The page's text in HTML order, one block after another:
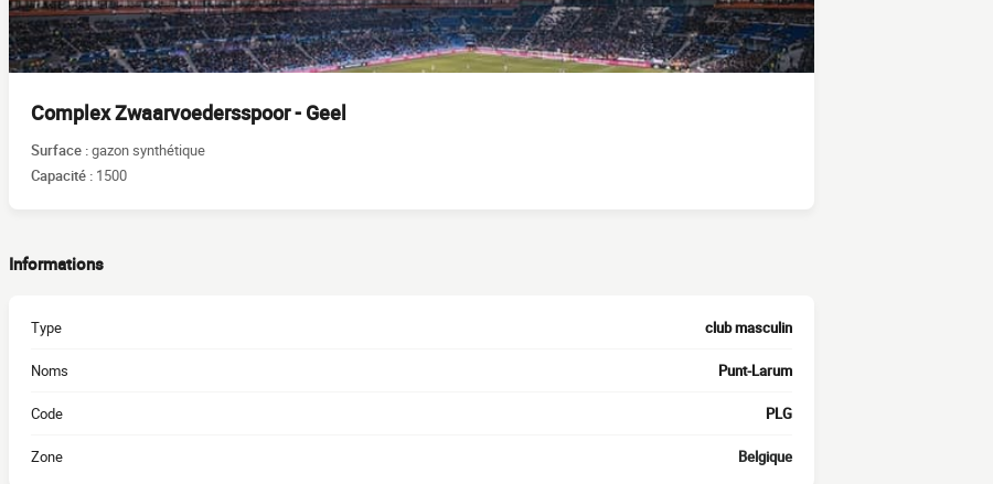
Complex Zwaarvoedersspoor - Geel
Surface :gazon synthétique
Capacité : 1500
Informations
Type club masculin
Noms Punt-Larum
Code PLG
Zone Belgique